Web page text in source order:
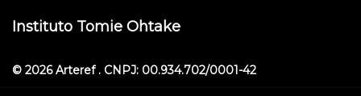
Instituto Tomie Ohtake
© 2026 Arteref . CNPJ: 00.934.702/0001-42